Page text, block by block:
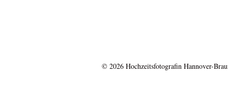
© 2026 Hochzeitsfotografin Hannover-